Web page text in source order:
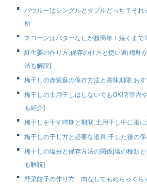
バウルーはシングルとダブルどっち？それ
所
スコーンはバターなしが超簡単！焼くまで
紅生姜の作り方,保存の仕方と使い道[梅酢
法も解説]
梅干しの赤紫蘇の保存方法と賞味期限,お
梅干しの土用干しはしないでもOK!?[室内
も紹介]
梅干しを干す時期と期間,土用干し中に雨
梅干しの干し方と必要な道具,干した後の
梅干しの塩分と保存方法の関係[塩の種類
も解説]
野菜餃子の作り方 肉なしでもめちゃくち